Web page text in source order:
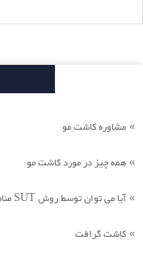
» مشاوره کاشت مو
» همه چیز در مورد کاشت مو
»آیا می توان توسط روش SUT مناطقی به غیر از پوست سر فولیکول مو دریافت کرد ؟
» کاشت گرافت